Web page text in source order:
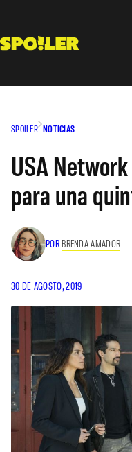
contenido
SPOILER NOTICIAS
USA
para una
POR BRENDA AMADOR
30 DE AGOSTO, 2019